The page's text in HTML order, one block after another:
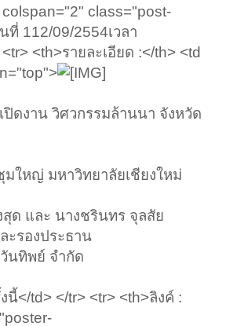
class="post-
ที่ 112/09/2554เวลา
<th>รายละเอียด :</th> <td
ปิดงาน วิศวกรรมล้านนา จังหวัด
ใหญ่ มหาวิทยาลัยเชียงใหม่
ด และ นางชรินทร จุลสัย
ะรองประธาน
นทิพย์ จำกัด
นี้</td> </tr> <tr> <th>ลิงค์ :